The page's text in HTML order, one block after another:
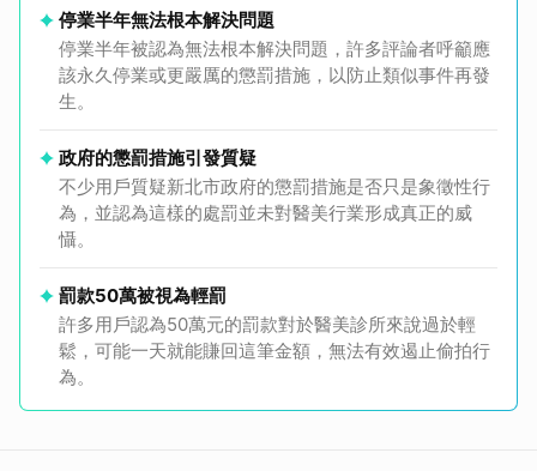
停業半年無法根本解決問題
停業半年被認為無法根本解決問題，許多評論者呼籲應
該永久停業或更嚴厲的懲罰措施，以防止類似事件再發
生。
政府的懲罰措施引發質疑
不少用戶質疑新北市政府的懲罰措施是否只是象徵性行
為，並認為這樣的處罰並未對醫美行業形成真正的威
懾。
罰款50萬被視為輕罰
許多用戶認為50萬元的罰款對於醫美診所來說過於輕
鬆，可能一天就能賺回這筆金額，無法有效遏止偷拍行
為。